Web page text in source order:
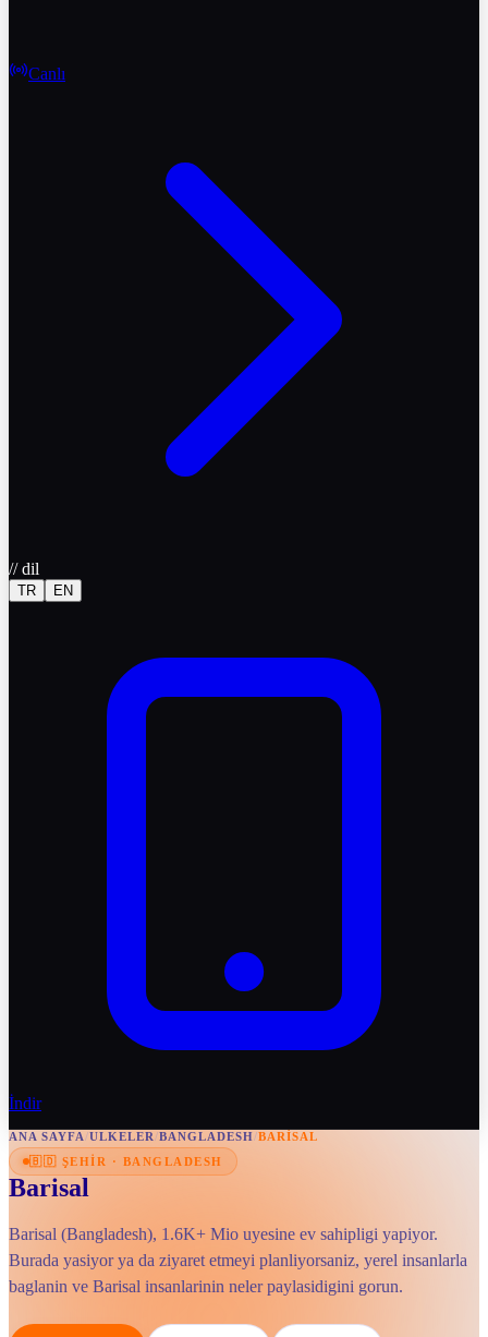
Canlı
//dil
TR EN
İndir
ANA SAYFA/ULKELER/BANGLADESH/BARISAL
🇧🇩 ŞEHIR · BANGLADESH
Barisal
Barisal (Bangladesh), 1.6K+ Mio uyesine ev sahipligi yapiyor.
Burada yasiyor ya da ziyaret etmeyi planliyorsaniz, yerel insanlarla
baglanin ve Barisal insanlarinin neler paylasidigini gorun.